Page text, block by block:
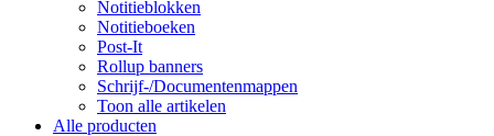
Notitieblokken
Notitieboeken
Post-It
Rollup banners
Schrijf-/Documentenmappen
Toon alle artikelen
Alle producten